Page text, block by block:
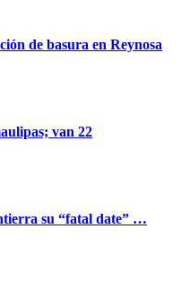
de basura en Reynosa
van 22
su “fatal date” …